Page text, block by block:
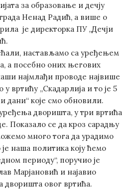
за образовање и дечју
Ненад Радић, а више о
је директорка ПУ „Дечји
настављамо са уређењем
а посебно оних његових
најмлађи проводе највише
вртићу „Скадарлија и то је 5
дани“ које смо обновили.
дворишта, у три вртића
Показало се да кроз сарадњу
много тога да урадимо
наша политика коју ћемо
периоду“, поручио је
Марјановић и најавио
дворишта овог вртића.